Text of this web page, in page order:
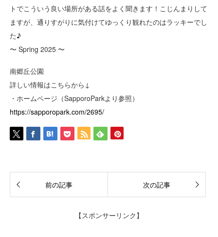
トでこういう良い場所がある話をよく聞きます！こじんまりして
ますが、通りすがりに気付けてゆっくり観れたのはラッキーでし
た♪
〜 Spring 2025 〜
南郷丘公園
詳しい情報はこちらから↓
・ホームページ（SapporoParkより参照）
https://sapporopark.com/2695/
前の記事 次の記事
【スポンサーリンク】